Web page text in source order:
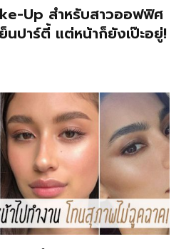
Up สำหรับสาวออฟฟิศ
ย็นปาร์ตี้ แต่หน้าก็ยังเป๊ะอยู่!